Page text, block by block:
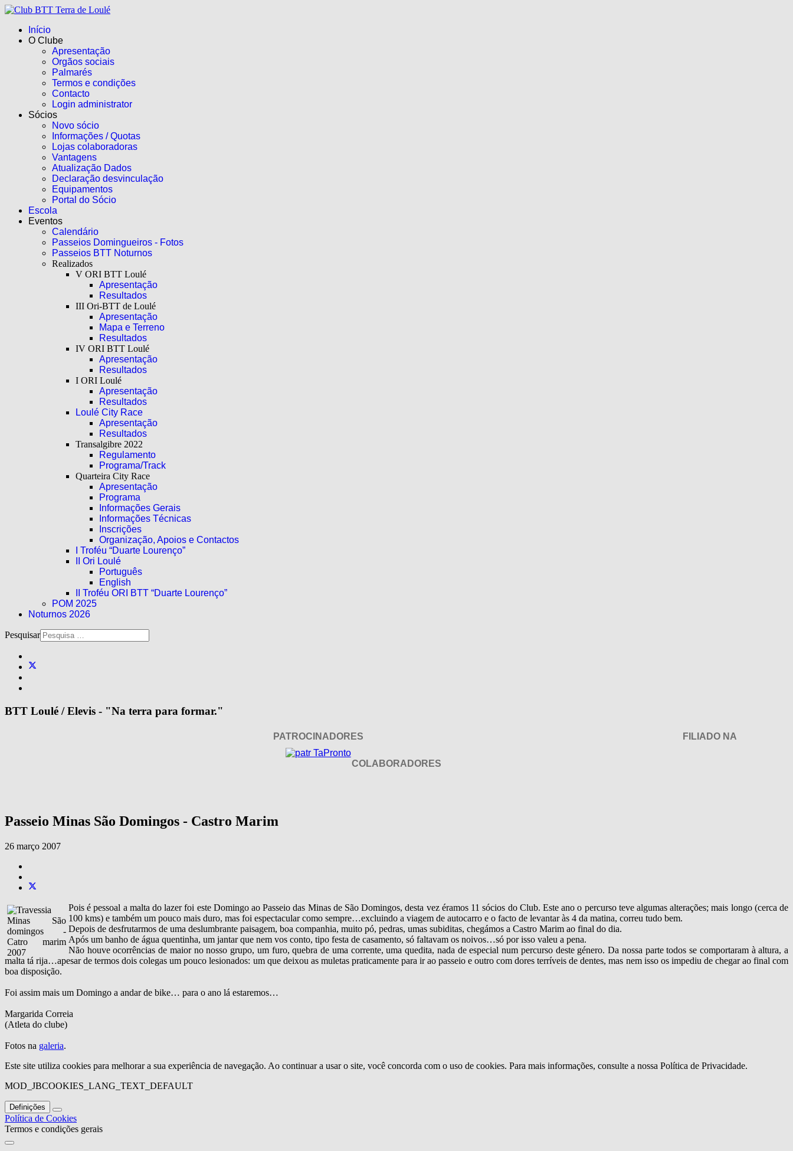
Início
O Clube
Apresentação
Orgãos sociais
Palmarés
Termos e condições
Contacto
Login administrator
Sócios
Novo sócio
Informações / Quotas
Lojas colaboradoras
Vantagens
Atualização Dados
Declaração desvinculação
Equipamentos
Portal do Sócio
Escola
Eventos
Calendário
Passeios Domingueiros - Fotos
Passeios BTT Noturnos
Realizados
V ORI BTT Loulé
Apresentação
Resultados
III Ori-BTT de Loulé
Apresentação
Mapa e Terreno
Resultados
IV ORI BTT Loulé
Apresentação
Resultados
I ORI Loulé
Apresentação
Resultados
Loulé City Race
Apresentação
Resultados
Transalgibre 2022
Regulamento
Programa/Track
Quarteira City Race
Apresentação
Programa
Informações Gerais
Informações Técnicas
Inscrições
Organização, Apoios e Contactos
I Troféu “Duarte Lourenço”
II Ori Loulé
Português
English
II Troféu ORI BTT “Duarte Lourenço”
POM 2025
Noturnos 2026
Pesquisar
BTT Loulé / Elevis - "Na terra para formar."
PATROCINADORES FILIADO NA
COLABORADORES
Passeio Minas São Domingos - Castro Marim
26 março 2007
Pois é pessoal a malta do lazer foi este Domingo ao Passeio das Minas de São Domingos, desta vez éramos 11 sócios do Club. Este ano o percurso teve algumas alterações; mais longo (cerca de
100 kms) e também um pouco mais duro, mas foi espectacular como sempre…excluindo a viagem de autocarro e o facto de levantar às 4 da matina, correu tudo bem.
Depois de desfrutarmos de uma deslumbrante paisagem, boa companhia, muito pó, pedras, umas subiditas, chegámos a Castro Marim ao final do dia.
Após um banho de água quentinha, um jantar que nem vos conto, tipo festa de casamento, só faltavam os noivos…só por isso valeu a pena.
Não houve ocorrências de maior no nosso grupo, um furo, quebra de uma corrente, uma quedita, nada de especial num percurso deste género. Da nossa parte todos se comportaram à altura, a
malta tá rija…apesar de termos dois colegas um pouco lesionados: um que deixou as muletas praticamente para ir ao passeio e outro com dores terríveis de dentes, mas nem isso os impediu de chegar ao final com
boa disposição.
Foi assim mais um Domingo a andar de bike… para o ano lá estaremos…
Margarida Correia
(Atleta do clube)
Fotos na galeria.
Este site utiliza cookies para melhorar a sua experiência de navegação. Ao continuar a usar o site, você concorda com o uso de cookies. Para mais informações, consulte a nossa Política de Privacidade.
MOD_JBCOOKIES_LANG_TEXT_DEFAULT
Definições
Política de Cookies
Termos e condições gerais